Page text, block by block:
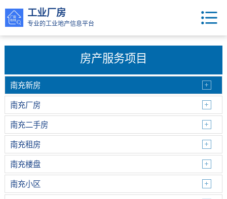
工业厂房
专业的工业地产信息平台
房产服务项目
南充新房
南充厂房
南充二手房
南充租房
南充楼盘
南充小区